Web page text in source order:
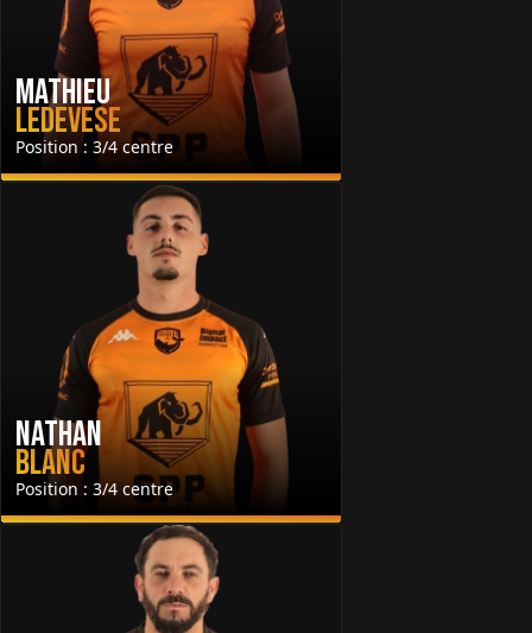
Mathieu
Ledevese
Position : 3/4 centre
Nathan
Blanc
Position : 3/4 centre